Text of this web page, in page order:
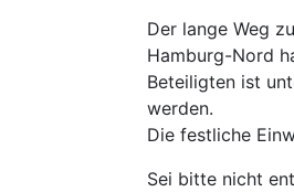
Der lange Weg
Hamburg-Nord
Beteiligten ist
werden.
Die festliche
Sei bitte nicht